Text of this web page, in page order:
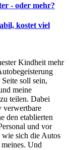
- oder mehr?
kostet viel
Kindheit mehr
soll sein,
meine
teilen. Dabei
verwertbare
den etablierten
und vor
wie sich die Autos
Und